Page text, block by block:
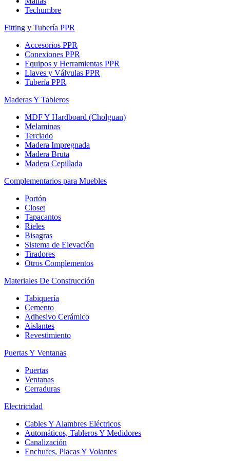
Techumbre
Fitting y Tubería PPR
Accesorios PPR
Conexiones PPR
Equipos y Herramientas PPR
Llaves y Válvulas PPR
Tubería PPR
Maderas Y Tableros
MDF Y Hardboard (Cholguan)
Melaminas
Terciado
Madera Impregnada
Madera Bruta
Madera Cepillada
Complementarios para Muebles
Portón
Closet
Tapacantos
Rieles
Bisagras
Sistema de Elevación
Tiradores
Otros Complementos
Materiales De Construcción
Tabiquería
Cemento
Adhesivo Cerámico
Aislantes
Revestimiento
Puertas Y Ventanas
Puertas
Ventanas
Cerraduras
Electricidad
Cables Y Alambres Eléctricos
Automáticos, Tableros Y Medidores
Canalización
Enchufes, Placas Y Volantes